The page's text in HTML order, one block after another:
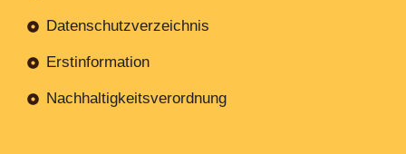
Datenschutzverzeichnis
Erstinformation
Nachhaltigkeitsverordnung